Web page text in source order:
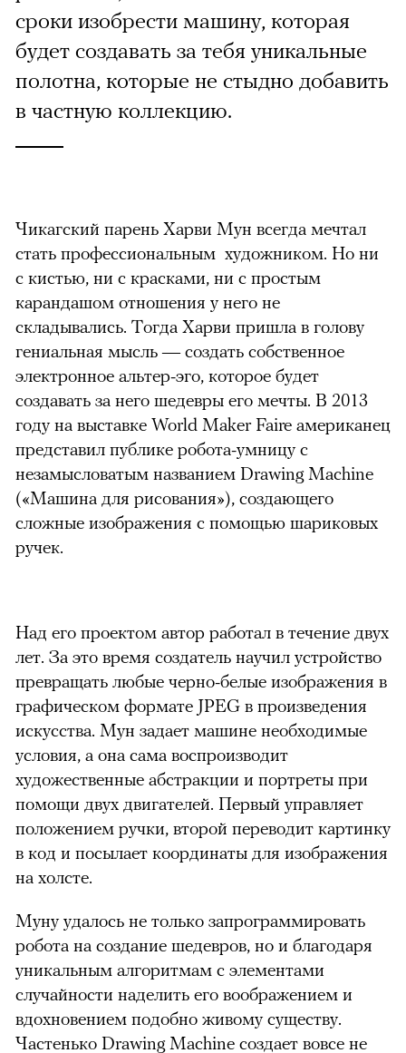
сроки изобрести машину, которая
будет создавать за тебя уникальные
полотна, которые не стыдно добавить
в частную коллекцию.
Чикагский парень Харви Мун всегда мечтал
стать профессиональным художником. Но ни
с кистью, ни с красками, ни с простым
карандашом отношения у него не
складывались. Тогда Харви пришла в голову
гениальная мысль — создать собственное
электронное альтер-эго, которое будет
создавать за него шедевры его мечты. В 2013
году на выставке World Maker Faire американец
представил публике робота-умницу с
незамысловатым названием Drawing Machine
(«Машина для рисования»), создающего
сложные изображения с помощью шариковых
ручек.
Над его проектом автор работал в течение двух
лет. За это время создатель научил устройство
превращать любые черно-белые изображения в
графическом формате JPEG в произведения
искусства. Мун задает машине необходимые
условия, а она сама воспроизводит
художественные абстракции и портреты при
помощи двух двигателей. Первый управляет
положением ручки, второй переводит картинку
в код и посылает координаты для изображения
на холсте.
Муну удалось не только запрограммировать
робота на создание шедевров, но и благодаря
уникальным алгоритмам с элементами
случайности наделить его воображением и
вдохновением подобно живому существу.
Частенько Drawing Machine создает вовсе не